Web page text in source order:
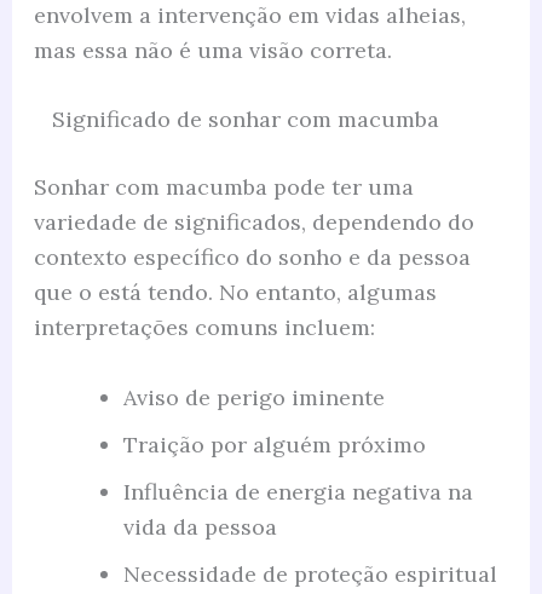
envolvem a intervenção em vidas alheias,
mas essa não é uma visão correta.
Significado de sonhar com macumba
Sonhar com macumba pode ter uma
variedade de significados, dependendo do
contexto específico do sonho e da pessoa
que o está tendo. No entanto, algumas
interpretações comuns incluem:
Aviso de perigo iminente
Traição por alguém próximo
Influência de energia negativa na
vida da pessoa
Necessidade de proteção espiritual